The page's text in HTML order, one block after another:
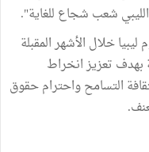
شعب شجاع للغاية".
خلال الأشهر المقبلة
تعزيز انخراط
التسامح واحترام حقوق